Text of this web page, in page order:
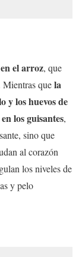
el arroz, que
Mientras quela
y los huevos de
en los guisantes,
sino que
al corazón
los niveles de
y pelo